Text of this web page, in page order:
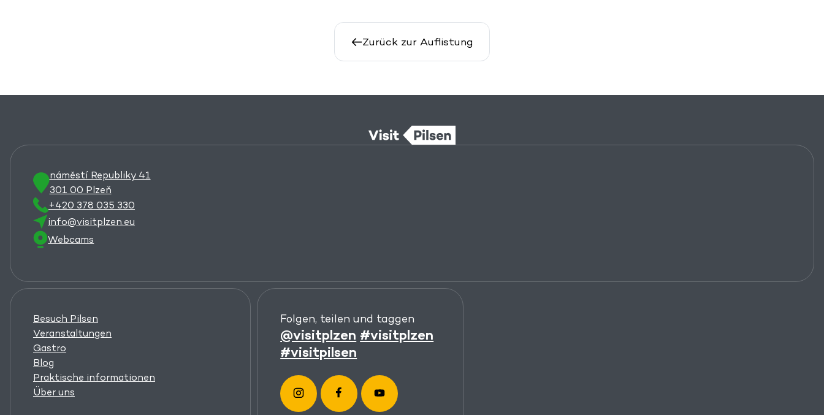
Zurück zur Auflistung
náměstí Republiky 41
301 00 Plzeň
+420 378 035 330
info@visitplzen.eu
Webcams
Besuch Pilsen
Veranstaltungen
Gastro
Blog
Praktische informationen
Über uns
Folgen, teilen und taggen
@visitplzen #visitplzen
#visitpilsen